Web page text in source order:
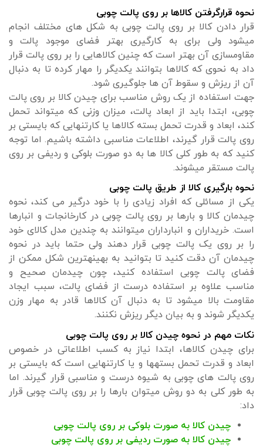
نحوه قرارگرفتن کالاها بر روی پالت چوبی
قرار دادن کالا بر روی پالت چوبی به شکل های مختلف انجام
می‎شود ولی برای به کارگیری بهتر فضای موجود پالت و
مقاوم‎سازی آن بهتر است که چنین کالاهایی را بر روی پالت قرار
داد به نحوی که کالاها بتوانند یکدیگر را مهار کرده تا به دنبال
آن از ریزش و سقوط آن ها جلوگیری شود.
جهت استفاده از یک روش مناسب برای چیدن کالا بر روی پالت
چوبی، ابتدا باید از ابعاد پالت، میزان وزنی که می‎تواند تحمل
کند، ابعاد و قدرت تحمل بسته کالاها یا کارتن‎هایی که بایستی بر
روی پالت قرار گیرند، اطلاعات مناسبی داشته باشیم. اما توجه
کنید که به طور کلی کالا ها به دو صورت بلوکی و ردیفی بر روی
پالت مستقر می‎شوند.
نحوه بارگیری کالا از طریق پالت چوبی
یکی از مسائلی که افراد زیادی را با خود درگیر می کند، نحوه
چیدمان کالا و بارها بر روی پالت چوبی در کارخانجات و انبارها
است. خریداران و انبارداران میتوانند به چندین مدل کالای خود
را بر روی یک پالت چوبی قرار دهند ولی حتما باید در نحوه
چیدمان آن دقت کنید تا بتوانید به بهینه‎ترین شکل ممکن از
فضای پالت چوبی استفاده کنید، چون چیدمان صحیح و
مناسب علاوه بر استفاده درست از فضای پالت، سبب ایجاد
مقاومت بالا می‎شود تا به دنبال آن کالاها قادر به مهار وزن
یکدیگر شوند و به بیان دیگر ریزش نکنند.
نکات مهم در نحوه چیدن کالا بر روی پالت چوبی
برای چیدن کالاها، ابتدا نیاز به کسب اطلاعاتی در خصوص
ابعاد و قدرت تحمل بسته‎ها و یا کارتن‎هایی است که بایستی بر
روی پالت های چوبی به شیوه درست و مناسبی قرار گیرند. اما
به طور کلی به دو روش می‎توان بارها را بر روی پالت چوبی قرار
داد:
چیدن کالا به صورت بلوکی بر روی پالت چوبی
چیدن کالا به صورت ردیفی بر روی پالت چوبی